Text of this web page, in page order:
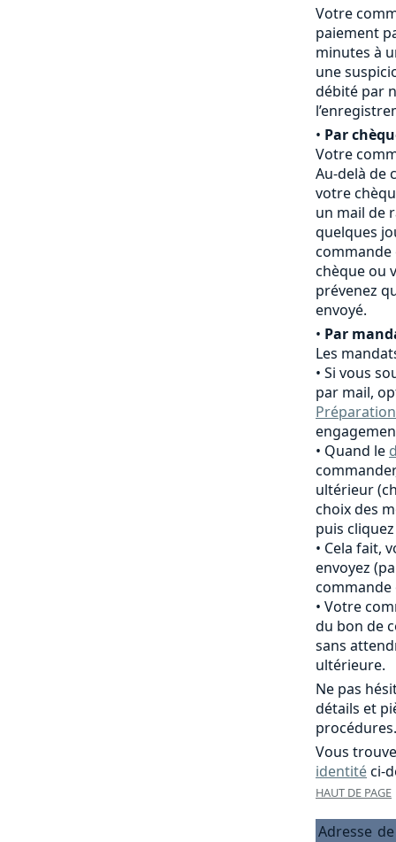
Votre
paiement
minutes à
une
débité par
• Par
Votre
Au-delà de
votre
un mail de
quelques
chèque ou
prévenez
envoyé.
• Par
Les
Si vous
par mail,
Quand le
ultérieur
choix des
puis
Cela fait,
envoyez
commande
Votre
du bon de
sans
ultérieure.
Ne pas
détails et
procédures.
Vous
identitéci-
HAUT DE PAGE
Adresse de